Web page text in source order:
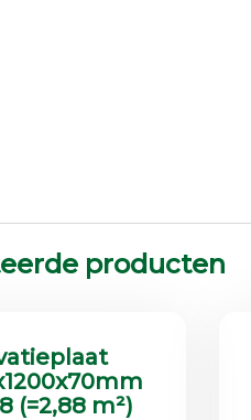
producten
(=2,88 m²)